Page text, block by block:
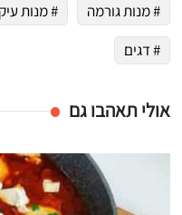
כמנויים ותלחצו על הפעמון תקבלו
# מנות גורמה
# מנות
# דגים
אולי תאהבו גם